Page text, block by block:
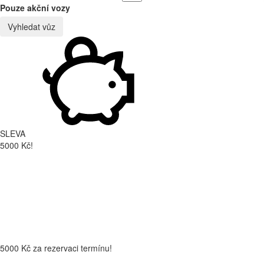
Pouze akční vozy
Vyhledat vůz
SLEVA
5000 Kč!
5000 Kč za rezervaci termínu!